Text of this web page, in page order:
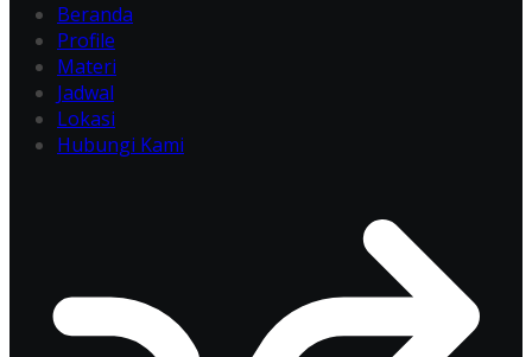
Beranda
Profile
Materi
Jadwal
Lokasi
Hubungi Kami